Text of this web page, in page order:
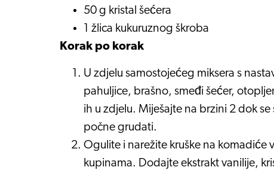
50 g kristal šećera
1 žlica kukuruznog škroba
Korak po korak
U zdjelu samostojećeg miksera s
pahuljice, brašno, smeđi šećer,
ih u zdjelu. Miješajte na brzini 2 dok
počne grudati.
Ogulite i narežite kruške na komadiće
kupinama. Dodajte ekstrakt vanilije,